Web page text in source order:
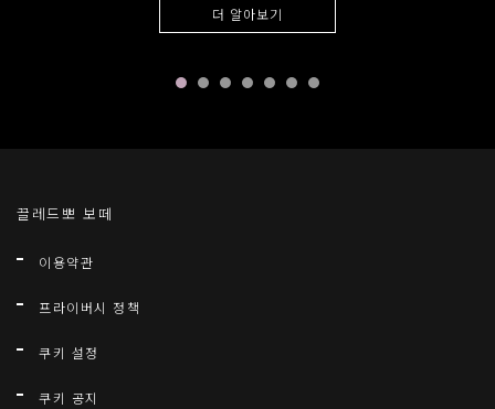
더 알아보기
끌레드뽀 보떼
이용약관
프라이버시 정책
쿠키 설정
쿠키 공지